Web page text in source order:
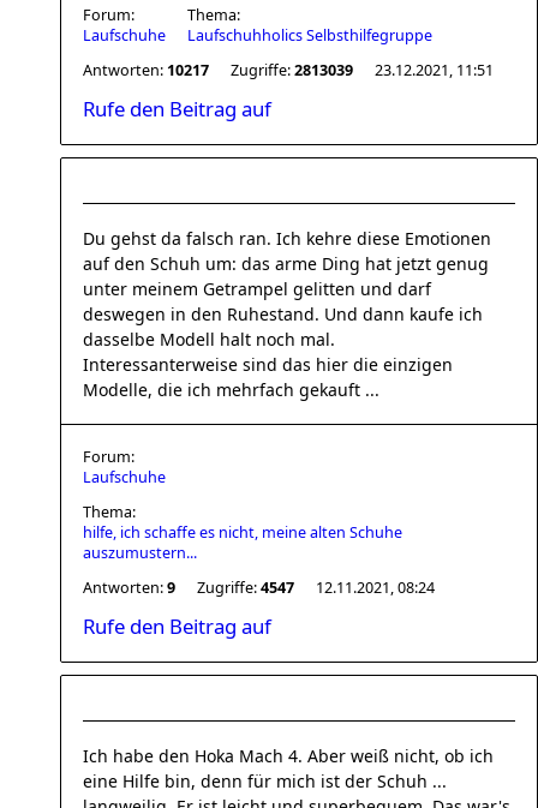
Forum:
Laufschuhe
Thema:
Laufschuhholics Selbsthilfegruppe
Antworten: 10217 Zugriffe:2813039 23.12.2021, 11:51
Rufe den Beitrag auf
Du gehst da falsch ran. Ich kehre diese Emotionen
auf den Schuh um: das arme Ding hat jetzt genug
unter meinem Getrampel gelitten und darf
deswegen in den Ruhestand. Und dann kaufe ich
dasselbe Modell halt noch mal.
Interessanterweise sind das hier die einzigen
Modelle, die ich mehrfach gekauft ...
Forum:
Laufschuhe
Thema:
hilfe, ich schaffe es nicht, meine alten Schuhe
auszumustern...
Antworten:9 Zugriffe:4547 12.11.2021, 08:24
Rufe den Beitrag auf
Ich habe den Hoka Mach 4. Aber weiß nicht, ob ich
eine Hilfe bin, denn für mich ist der Schuh ...